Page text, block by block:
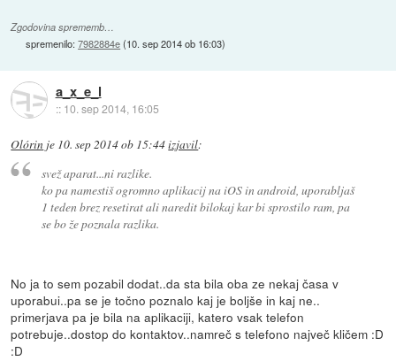
Zgodovina sprememb…
spremenilo:7982884e(10. sep 2014 ob 16:03)
a_x_e_l
:: 10. sep 2014, 16:05
Olórin je 10. sep 2014 ob 15:44izjavil:
svež aparat...ni razlike.
ko pa namestiš ogromno aplikacij na iOS in android, uporabljaš
1 teden brez resetirat ali naredit bilokaj kar bi sprostilo ram, pa
se bo že poznala razlika.
No ja to sem pozabil dodat..da sta bila oba ze nekaj časa v
uporabui..pa se je točno poznalo kaj je boljše in kaj ne..
primerjava pa je bila na aplikaciji, katero vsak telefon
potrebuje..dostop do kontaktov..namreč s telefono največ kličem :D
:D